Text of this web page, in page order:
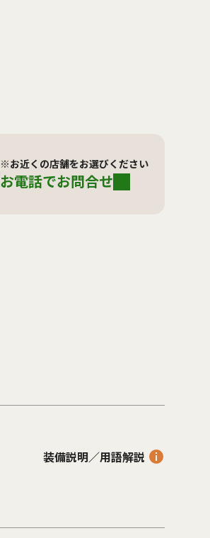
※お近くの店舗をお選びください
お電話でお問合せ
装備説明／用語解説